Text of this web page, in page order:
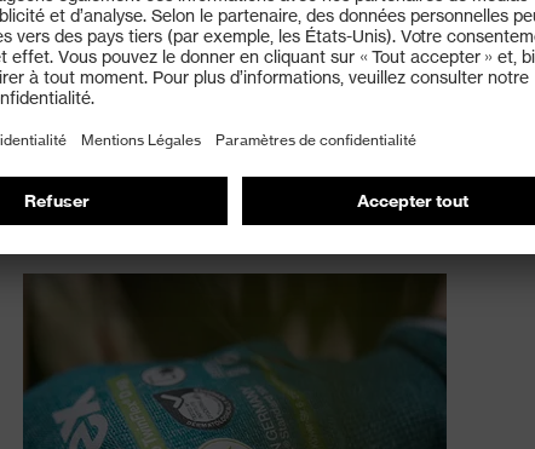
au format PDF :